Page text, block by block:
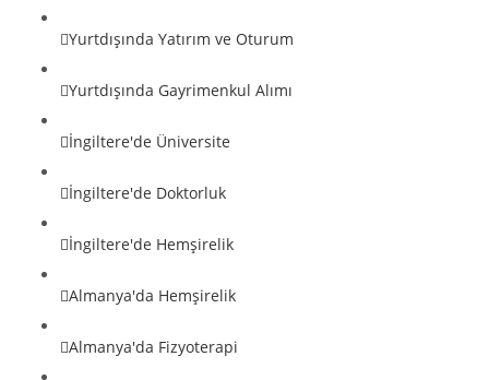
Yurtdışında Yatırım ve Oturum
Yurtdışında Gayrimenkul Alımı
İngiltere'de Üniversite
İngiltere'de Doktorluk
İngiltere'de Hemşirelik
Almanya'da Hemşirelik
Almanya'da Fizyoterapi